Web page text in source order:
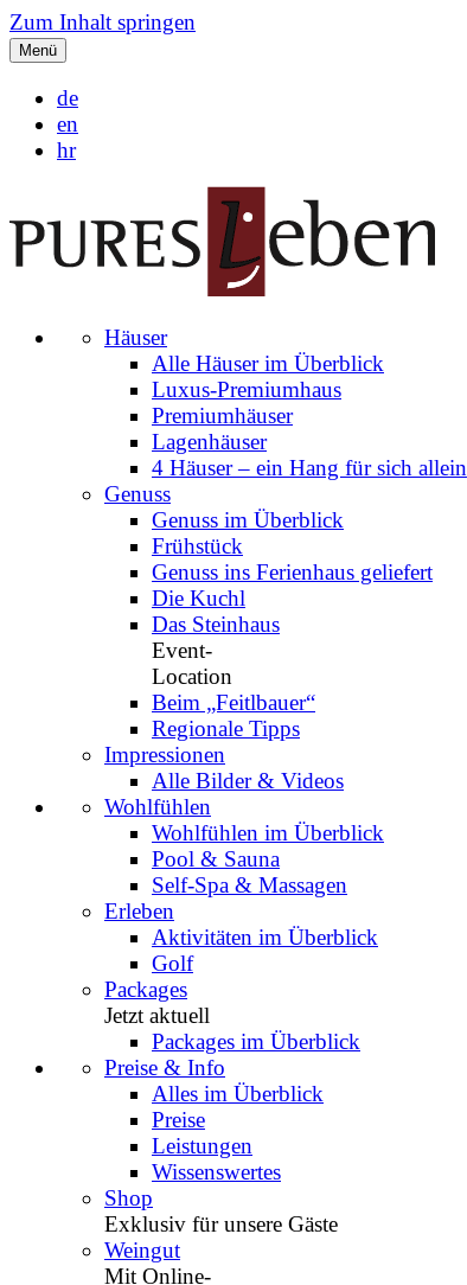
Zum Inhalt springen
Menü
de
en
hr
Häuser
Alle Häuser im Überblick
Luxus-Premiumhaus
Premiumhäuser
Lagenhäuser
4 Häuser – ein Hang für sich allein
Genuss
Genuss im Überblick
Frühstück
Genuss ins Ferienhaus geliefert
Die Kuchl
Das Steinhaus
Event-
Location
Beim „Feitlbauer“​
Regionale Tipps
Impressionen
Alle Bilder & Videos
Wohlfühlen
Wohlfühlen im Überblick
Pool & Sauna
Self-Spa & Massagen
Erleben
Aktivitäten im Überblick
Golf
Packages
Jetzt aktuell
Packages im Überblick
Preise & Info
Alles im Überblick
Preise
Leistungen
Wissenswertes
Shop
Exklusiv für unsere Gäste
Weingut
Mit Online-